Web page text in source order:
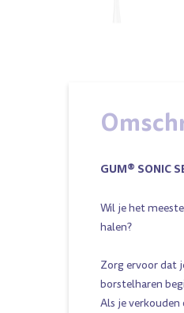
GUM® SONIC
Wil je het
halen?
Zorg ervoor dat
borstelharen
Als je